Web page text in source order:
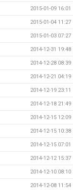
2015-01-09 16:01
2015-01-04 11:27
2015-01-03 07:27
2014-12-31 19:48
2014-12-28 08:39
2014-12-21 04:19
2014-12-19 23:11
2014-12-18 21:49
2014-12-15 12:09
2014-12-15 10:38
2014-12-15 07:01
2014-12-12 15:37
2014-12-10 08:10
2014-12-08 11:54